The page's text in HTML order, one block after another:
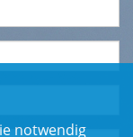
notwendig